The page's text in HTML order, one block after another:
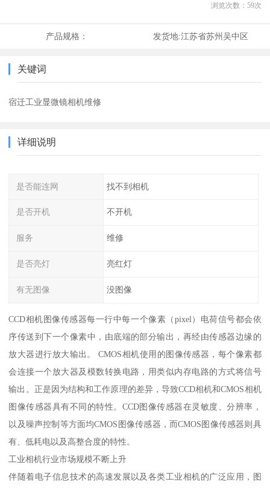
浏览次数： 59次
产品规格： 发货地:江苏省苏州吴中区
关键词
宿迁工业显微镜相机维修
详细说明
是否能连网 找不到相机
是否开机 不开机
服务 维修
是否亮灯 亮红灯
有无图像 没图像
CCD相机图像传感器每一行中每一个像素（pixel）电荷信号都会依
序传送到下一个像素中，由底端的部分输出，再经由传感器边缘的
放大器进行放大输出。 CMOS相机使用的图像传感器，每个像素都
会连接一个放大器及模数转换电路，用类似内存电路的方式将信号
输出。正是因为结构和工作原理的差异，导致CCD相机和CMOS相机
图像传感器具有不同的特性。CCD图像传感器在灵敏度、分辨率，
以及噪声控制等方面均CMOS图像传感器，而CMOS图像传感器则具
有、低耗电以及高整合度的特性。
工业相机行业市场规模不断上升
伴随着电子信息技术的高速发展以及各类工业相机的广泛应用，图